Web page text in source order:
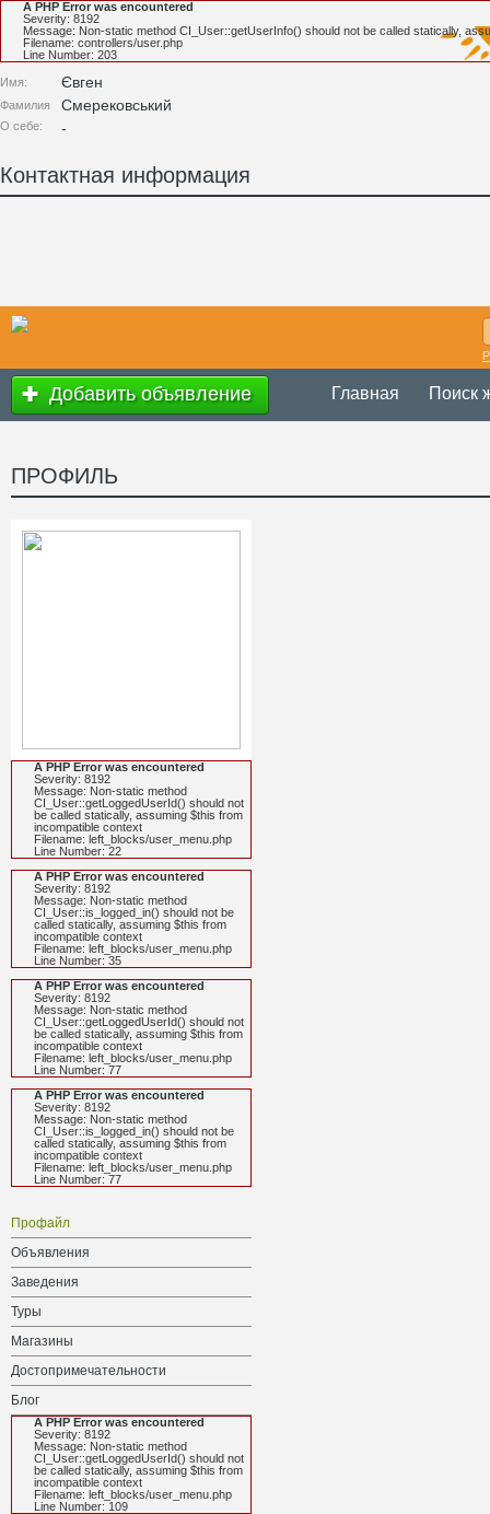
A PHP Error was encountered
Severity: 8192
Message: Non-static method CI_User::getUserInfo() should not be called statically,
Filename: controllers/user.php
Line Number: 203
Имя: Євген
Фамилия Смерековський
О себе: -
Контактная информация
Добавить объявление Главная Поиск
ПРОФИЛЬ
A PHP Error was encountered
Severity: 8192
Message: Non-static method
CI_User::getLoggedUserId() should not
be called statically, assuming $this from
incompatible context
Filename: left_blocks/user_menu.php
Line Number: 22
A PHP Error was encountered
Severity: 8192
Message: Non-static method
CI_User::is_logged_in() should not be
called statically, assuming $this from
incompatible context
Filename: left_blocks/user_menu.php
Line Number: 35
A PHP Error was encountered
Severity: 8192
Message: Non-static method
CI_User::getLoggedUserId() should not
be called statically, assuming $this from
incompatible context
Filename: left_blocks/user_menu.php
Line Number: 77
A PHP Error was encountered
Severity: 8192
Message: Non-static method
CI_User::is_logged_in() should not be
called statically, assuming $this from
incompatible context
Filename: left_blocks/user_menu.php
Line Number: 77
Профайл
Объявления
Заведения
Туры
Магазины
Достопримечательности
Блог
A PHP Error was encountered
Severity: 8192
Message: Non-static method
CI_User::getLoggedUserId() should not
be called statically, assuming $this from
incompatible context
Filename: left_blocks/user_menu.php
Line Number: 109